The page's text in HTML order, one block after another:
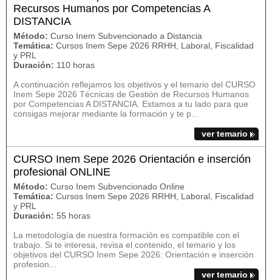
Recursos Humanos por Competencias A
DISTANCIA
Método: Curso Inem Subvencionado a Distancia
Temática: Cursos Inem Sepe 2026 RRHH, Laboral, Fiscalidad
y PRL
Duración: 110 horas
A continuación reflejamos los objetivos y el temario del CURSO
Inem Sepe 2026 Técnicas de Gestión de Recursos Humanos
por Competencias A DISTANCIA. Estamos a tu lado para que
consigas mejorar mediante la formación y te p...
ver temario
CURSO Inem Sepe 2026 Orientación e inserción
profesional ONLINE
Método: Curso Inem Subvencionado Online
Temática: Cursos Inem Sepe 2026 RRHH, Laboral, Fiscalidad
y PRL
Duración: 55 horas
La metodología de nuestra formación es compatible con el
trabajo. Si te interesa, revisa el contenido, el temario y los
objetivos del CURSO Inem Sepe 2026: Orientación e inserción
profesion...
ver temario